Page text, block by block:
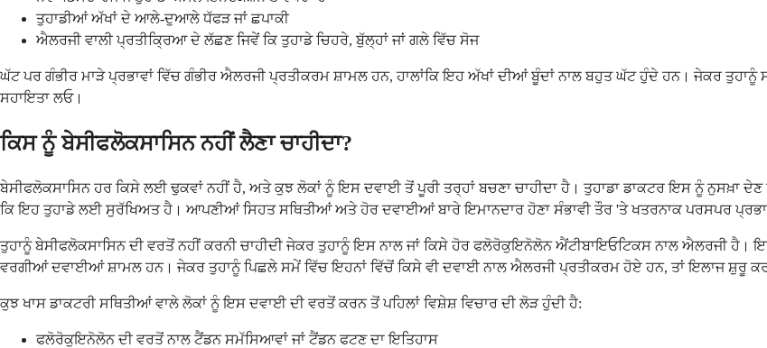
ਤੁਹਾਡੀਆਂ ਅੱਖਾਂ ਦੇ ਆਲੇ-ਦੁਆਲੇ ਧੱਫੜ ਜਾਂ ਛਪਾਕੀ
ਐਲਰਜੀ ਵਾਲੀ ਪ੍ਰਤੀਕ੍ਰਿਆ ਦੇ ਲੱਛਣ ਜਿਵੇਂ ਕਿ ਤੁਹਾਡੇ ਚਿਹਰੇ, ਬੁੱਲ੍ਹਾਂ ਜਾਂ ਗਲੇ ਵਿੱਚ ਸੋਜ
ਘੱਟ ਪਰ ਗੰਭੀਰ ਮਾੜੇ ਪ੍ਰਭਾਵਾਂ ਵਿੱਚ ਗੰਭੀਰ ਐਲਰਜੀ ਪ੍ਰਤੀਕਰਮ ਸ਼ਾਮਲ ਹਨ, ਹਾਲਾਂਕਿ ਇਹ ਅੱਖਾਂ ਦੀਆਂ ਬੂੰਦਾਂ ਨਾਲ ਬਹੁਤ ਘੱਟ ਹੁੰਦੇ ਹਨ। ਜੇਕਰ
ਸਹਾਇਤਾ ਲਓ।
ਕਿਸ ਨੂੰ ਬੇਸੀਫਲੋਕਸਾਸਿਨ ਨਹੀਂ ਲੈਣਾ ਚਾਹੀਦਾ?
ਬੇਸੀਫਲੋਕਸਾਸਿਨ ਹਰ ਕਿਸੇ ਲਈ ਢੁਕਵਾਂ ਨਹੀਂ ਹੈ, ਅਤੇ ਕੁਝ ਲੋਕਾਂ ਨੂੰ ਇਸ ਦਵਾਈ ਤੋਂ ਪੂਰੀ ਤਰ੍ਹਾਂ ਬਚਣਾ ਚਾਹੀਦਾ ਹੈ। ਤੁਹਾਡਾ ਡਾਕਟਰ ਇਸ ਨੂੰ ਨੁਸਖ਼ਾ
ਕਿ ਇਹ ਤੁਹਾਡੇ ਲਈ ਸੁਰੱਖਿਅਤ ਹੈ। ਆਪਣੀਆਂ ਸਿਹਤ ਸਥਿਤੀਆਂ ਅਤੇ ਹੋਰ ਦਵਾਈਆਂ ਬਾਰੇ ਇਮਾਨਦਾਰ ਹੋਣਾ ਸੰਭਾਵੀ ਤੌਰ 'ਤੇ ਖਤਰਨਾਕ ਪਰਸਪਰ
ਤੁਹਾਨੂੰ ਬੇਸੀਫਲੋਕਸਾਸਿਨ ਦੀ ਵਰਤੋਂ ਨਹੀਂ ਕਰਨੀ ਚਾਹੀਦੀ ਜੇਕਰ ਤੁਹਾਨੂੰ ਇਸ ਨਾਲ ਜਾਂ ਕਿਸੇ ਹੋਰ ਫਲੋਰੋਕੁਇਨੋਲੋਨ ਐਂਟੀਬਾਇਓਟਿਕਸ ਨਾਲ ਐਲਰਜੀ ਹੈ।
ਵਰਗੀਆਂ ਦਵਾਈਆਂ ਸ਼ਾਮਲ ਹਨ। ਜੇਕਰ ਤੁਹਾਨੂੰ ਪਿਛਲੇ ਸਮੇਂ ਵਿੱਚ ਇਹਨਾਂ ਵਿੱਚੋਂ ਕਿਸੇ ਵੀ ਦਵਾਈ ਨਾਲ ਐਲਰਜੀ ਪ੍ਰਤੀਕਰਮ ਹੋਏ ਹਨ, ਤਾਂ ਇਲਾਜ ਸ਼ੁਰੂ
ਕੁਝ ਖਾਸ ਡਾਕਟਰੀ ਸਥਿਤੀਆਂ ਵਾਲੇ ਲੋਕਾਂ ਨੂੰ ਇਸ ਦਵਾਈ ਦੀ ਵਰਤੋਂ ਕਰਨ ਤੋਂ ਪਹਿਲਾਂ ਵਿਸ਼ੇਸ਼ ਵਿਚਾਰ ਦੀ ਲੋੜ ਹੁੰਦੀ ਹੈ:
ਫਲੋਰੋਕੁਇਨੋਲੋਨ ਦੀ ਵਰਤੋਂ ਨਾਲ ਟੈਂਡਨ ਸਮੱਸਿਆਵਾਂ ਜਾਂ ਟੈਂਡਨ ਫਟਣ ਦਾ ਇਤਿਹਾਸ